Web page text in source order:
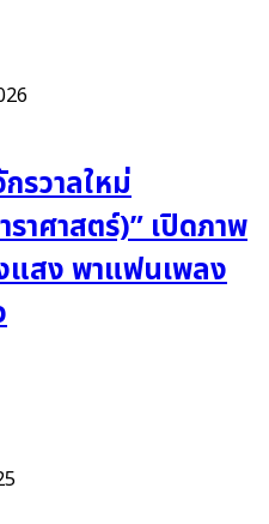
รวาลใหม่
าศาสตร์)” เปิดภาพ
แสง พาแฟนเพลง